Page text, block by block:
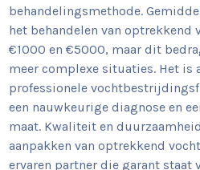
behandelingsmethode.
het behandelen van optrekkend
€1000 en €5000, maar dit
meer complexe situaties. Het is
professionele
een nauwkeurige diagnose en
maat. Kwaliteit en
aanpakken van optrekkend
ervaren partner die garant staat